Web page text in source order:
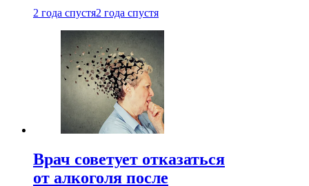
2 года спустя2 года спустя
Врач советует отказаться
от алкоголя после